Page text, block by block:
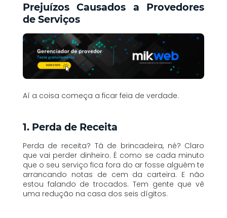
Prejuízos Causados a Provedores
de Serviços
Aí a coisa começa a ficar feia de verdade.
1. Perda de Receita
Perda de receita? Tá de brincadeira, né? Claro
que vai perder dinheiro. É como se cada minuto
que o seu serviço fica fora do ar fosse alguém te
arrancando notas de cem da carteira. E não
estou falando de trocados. Tem gente que vê
uma redução na casa dos seis dígitos.